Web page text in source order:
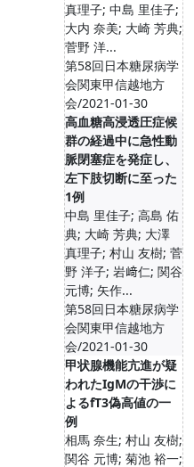
真理子; 中島 里佳子;
大内 奈美; 大崎 芳典;
菅野 洋...
第58回日本糖尿病学
会関東甲信越地方
会/2021-01-30
高血糖高浸透圧症候
群の経過中に急性動
脈閉塞症を発症し、
左下肢切断に至った
1例
中島 里佳子; 高島 佑
典; 大崎 芳典; 大澤
真理子; 村山 友樹; 菅
野 洋子; 岩﨑仁; 関谷
元博; 矢作...
第58回日本糖尿病学
会関東甲信越地方
会/2021-01-30
甲状腺機能亢進が疑
われたIgMの干渉に
よるfT3偽高値の一
例
相馬 奈生; 村山 友樹;
関谷 元博; 菊池 裕一;